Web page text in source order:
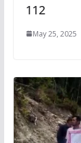
112
May 25, 2025